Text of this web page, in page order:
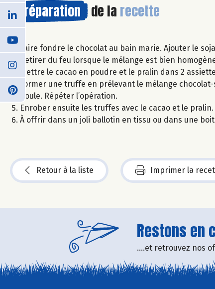
Préparation de la recette
Faire fondre le chocolat au bain marie. Ajouter le
Retirer du feu lorsque le mélange est bien
Mettre le cacao en poudre et le pralin dans 2
Former une truffe en prélevant le mélange
boule. Répéter l’opération.
Enrober ensuite les truffes avec le cacao et le pralin.
À offrir dans un joli ballotin en tissu ou dans une
Retour à la liste Imprimer la
Restons en
....et retrouvez nos